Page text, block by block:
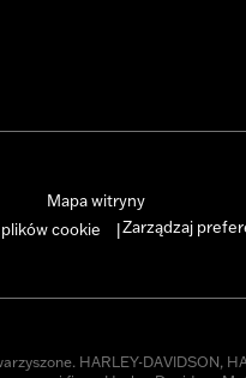
Mapa witryny
cookie Zarządzaj
HARLEY-DAVIDSON,